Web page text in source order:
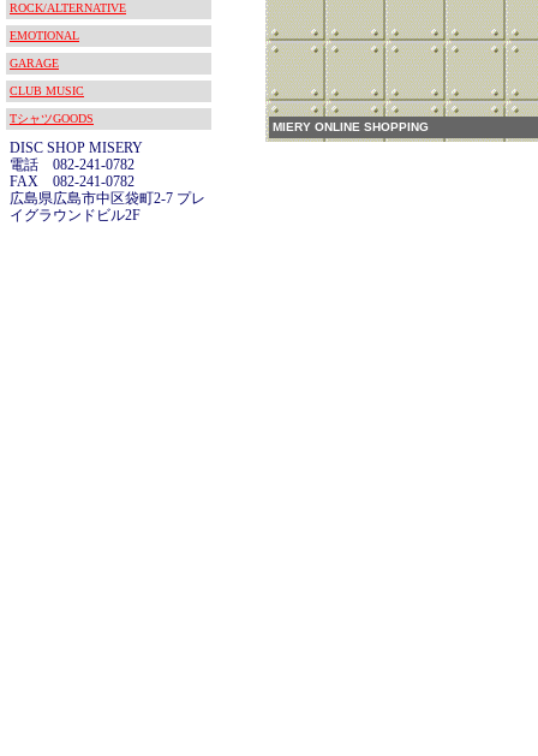
ROCK/ALTERNATIVE
EMOTIONAL
GARAGE
CLUB MUSIC
TシャツGOODS
DISC SHOP MISERY
電話 082-241-0782
FAX 082-241-0782
広島県広島市中区袋町2-7 プレ
イグラウンドビル2F
MIERY ONLINE SHOPPING